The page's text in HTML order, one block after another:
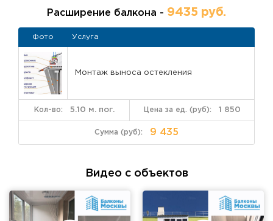
Расширение балкона - 9435 руб.
Фото Услуга
Монтаж выноса остекления
1 850
5.10 м. пог.
9 435
Видео с объектов